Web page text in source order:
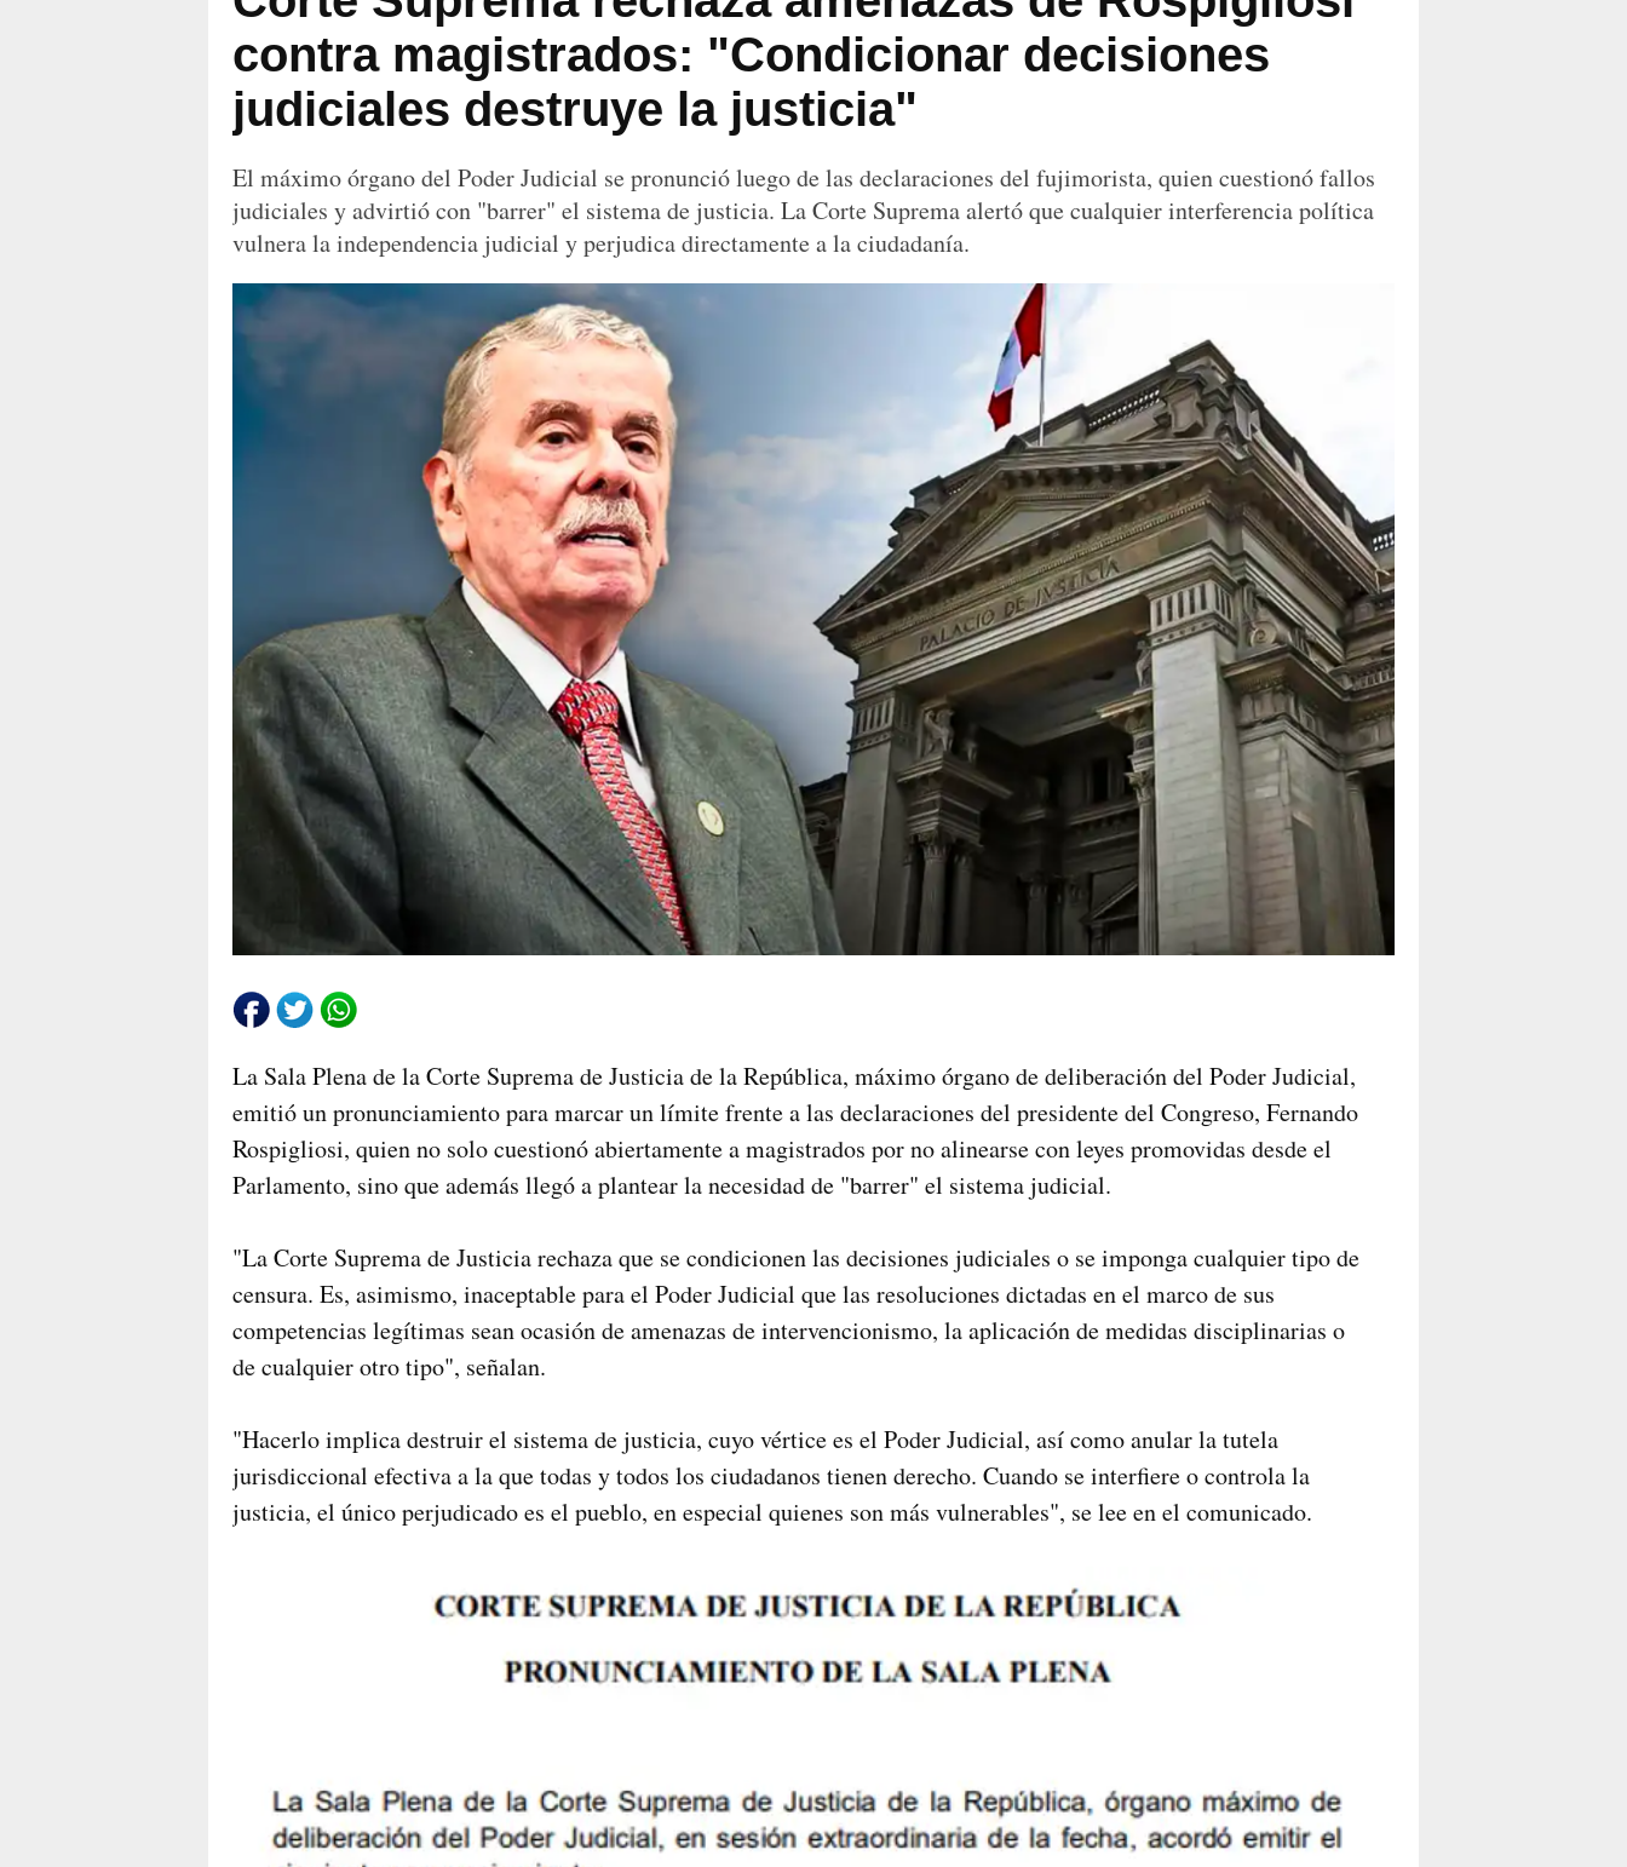
contra magistrados: "Condicionar decisiones
judiciales destruye la justicia"
El máximo órgano del Poder Judicial se pronunció luego de las declaraciones del fujimorista, quien cuestionó fallos
judiciales y advirtió con "barrer" el sistema de justicia. La Corte Suprema alertó que cualquier interferencia política
vulnera la independencia judicial y perjudica directamente a la ciudadanía.
La Sala Plena de la Corte Suprema de Justicia de la República, máximo órgano de deliberación del Poder Judicial,
emitió un pronunciamiento para marcar un límite frente a las declaraciones del presidente del Congreso, Fernando
Rospigliosi, quien no solo cuestionó abiertamente a magistrados por no alinearse con leyes promovidas desde el
Parlamento, sino que además llegó a plantear la necesidad de "barrer" el sistema judicial.
"La Corte Suprema de Justicia rechaza que se condicionen las decisiones judiciales o se imponga cualquier tipo de
censura. Es, asimismo, inaceptable para el Poder Judicial que las resoluciones dictadas en el marco de sus
competencias legítimas sean ocasión de amenazas de intervencionismo, la aplicación de medidas disciplinarias o
de cualquier otro tipo", señalan.
"Hacerlo implica destruir el sistema de justicia, cuyo vértice es el Poder Judicial, así como anular la tutela
jurisdiccional efectiva a la que todas y todos los ciudadanos tienen derecho. Cuando se interfiere o controla la
justicia, el único perjudicado es el pueblo, en especial quienes son más vulnerables", se lee en el comunicado.